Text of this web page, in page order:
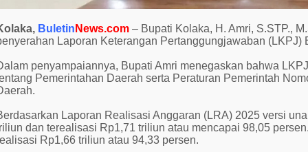
Buletin News.com – Bupati Kolaka, H. Amri, S.STP.,
Laporan Keterangan Pertanggungjawaban
penyampaiannya, Bupati Amri menegaskan bahwa
Pemerintahan Daerah serta Peraturan Pemerintah
Laporan Realisasi Anggaran (LRA) 2025 versi
dan terealisasi Rp1,71 triliun atau mencapai 98,05
Rp1,66 triliun atau 94,33 persen.